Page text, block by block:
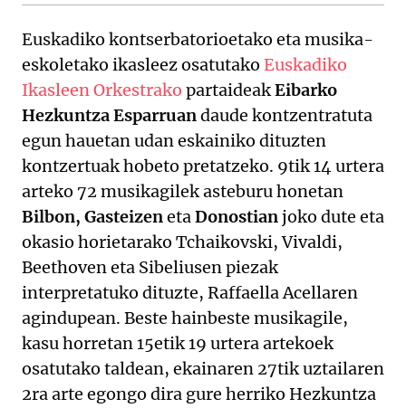
Euskadiko kontserbatorioetako eta musika-
eskoletako ikasleez osatutako Euskadiko
Ikasleen Orkestrako partaideakEibarko
Hezkuntza Esparruandaude kontzentratuta
egun hauetan udan eskainiko dituzten
kontzertuak hobeto pretatzeko. 9tik 14 urtera
arteko 72 musikagilek asteburu honetan
Bilbon, GasteizenetaDonostianjoko dute eta
okasio horietarako Tchaikovski, Vivaldi,
Beethoven eta Sibeliusen piezak
interpretatuko dituzte, Raffaella Acellaren
agindupean. Beste hainbeste musikagile,
kasu horretan 15etik 19 urtera artekoek
osatutako taldean, ekainaren 27tik uztailaren
2ra arte egongo dira gure herriko Hezkuntza